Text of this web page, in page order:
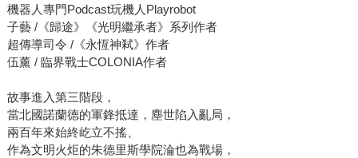
機器人專門Podcast玩機人Playrobot
子藝 /《歸途》《光明繼承者》系列作者
超傳導司令 /《永恆神弒》作者
伍薰 / 臨界戰士COLONIA作者
故事進入第三階段，
當北國諾蘭德的軍鋒抵達，塵世陷入亂局，
兩百年來始終屹立不搖、
作為文明火炬的朱德里斯學院淪也為戰場，